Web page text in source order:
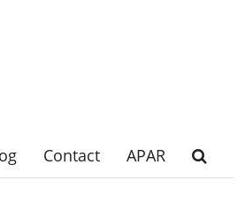
Contact APAR